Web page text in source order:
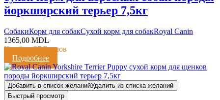
йоркширский терьер 7,5кг
CобакиКорм для собакСухой корм для собакRoyal Canin
1365,00 MDL
Кешбэк:27 Баллов
Подробнее
Добавить в список желанийУдалить из списка желаний
Быстрый просмотр